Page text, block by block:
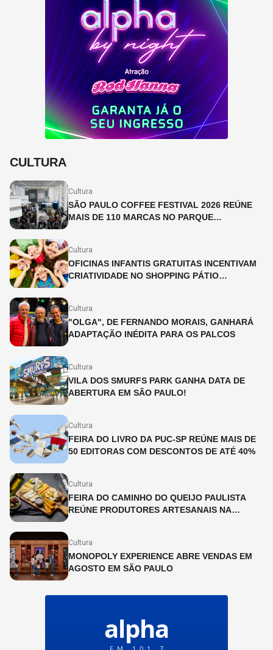
CULTURA
Cultura
SÃO PAULO COFFEE FESTIVAL 2026 REÚNE
MAIS DE 110 MARCAS NO PARQUE
Cultura
OFICINAS INFANTIS GRATUITAS INCENTIVAM
CRIATIVIDADE NO SHOPPING PÁTIO
Cultura
"OLGA", DE FERNANDO MORAIS, GANHARÁ
ADAPTAÇÃO INÉDITA PARA OS PALCOS
Cultura
VILA DOS SMURFS PARK GANHA DATA DE
ABERTURA EM SÃO PAULO!
Cultura
FEIRA DO LIVRO DA PUC-SP REÚNE MAIS DE
50 EDITORAS COM DESCONTOS DE ATÉ 40%
Cultura
FEIRA DO CAMINHO DO QUEIJO PAULISTA
REÚNE PRODUTORES ARTESANAIS NA
Cultura
MONOPOLY EXPERIENCE ABRE VENDAS EM
AGOSTO EM SÃO PAULO